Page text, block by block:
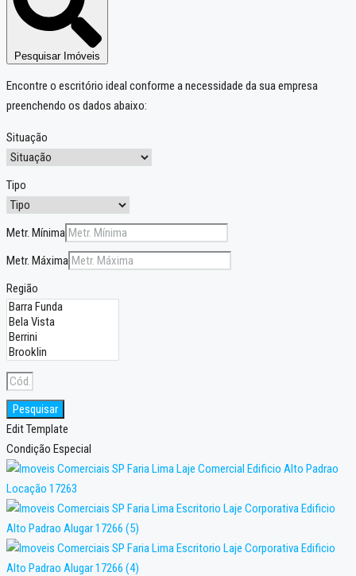
Pesquisar Imóveis
Encontre o escritório ideal conforme a necessidade da sua empresa
preenchendo os dados abaixo:
Situação
Tipo
Metr. Mínima
Metr. Máxima
Região
Pesquisar
Edit Template
Condição Especial